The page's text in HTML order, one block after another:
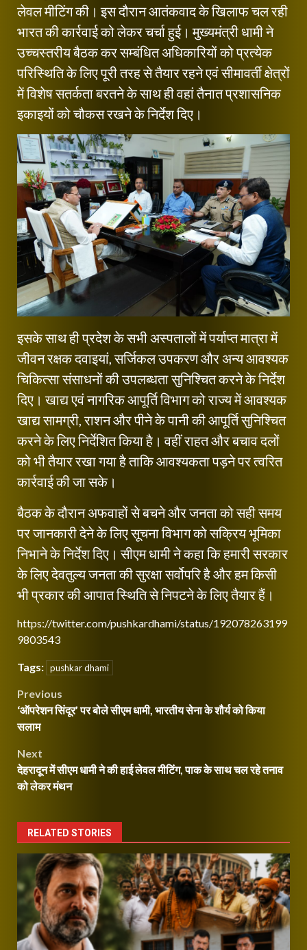
लेवल मीटिंग की। इस दौरान आतंकवाद के खिलाफ चल रही
भारत की कार्रवाई को लेकर चर्चा हुई। मुख्यमंत्री धामी ने
उच्चस्तरीय बैठक कर सम्बंधित अधिकारियों को प्रत्येक
परिस्थिति के लिए पूरी तरह से तैयार रहने एवं सीमावर्ती क्षेत्रों
में विशेष सतर्कता बरतने के साथ ही वहां तैनात प्रशासनिक
इकाइयों को चौकस रखने के निर्देश दिए।
इसके साथ ही प्रदेश के सभी अस्पतालों में पर्याप्त मात्रा में
जीवन रक्षक दवाइयां, सर्जिकल उपकरण और अन्य आवश्यक
चिकित्सा संसाधनों की उपलब्धता सुनिश्चित करने के निर्देश
दिए। खाद्य एवं नागरिक आपूर्ति विभाग को राज्य में आवश्यक
खाद्य सामग्री, राशन और पीने के पानी की आपूर्ति सुनिश्चित
करने के लिए निर्देशित किया है। वहीं राहत और बचाव दलों
को भी तैयार रखा गया है ताकि आवश्यकता पड़ने पर त्वरित
कार्रवाई की जा सके।
बैठक के दौरान अफवाहों से बचने और जनता को सही समय
पर जानकारी देने के लिए सूचना विभाग को सक्रिय भूमिका
निभाने के निर्देश दिए। सीएम धामी ने कहा कि हमारी सरकार
के लिए देवतुल्य जनता की सुरक्षा सर्वोपरि है और हम किसी
भी प्रकार की आपात स्थिति से निपटने के लिए तैयार हैं।
https://twitter.com/pushkardhami/status/192078263199
9803543
Tags: pushkar dhami
Post
navigation
Previous
‘ऑपरेशन सिंदूर’ पर बोले सीएम धामी, भारतीय सेना के शौर्य को किया
सलाम
Next
देहरादून में सीएम धामी ने की हाई लेवल मीटिंग, पाक के साथ चल रहे तनाव
को लेकर मंथन
RELATED STORIES